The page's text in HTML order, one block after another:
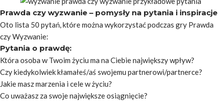
Prawda czy wyzwanie – pomysły na pytania i inspiracje
Oto lista 50 pytań, które można wykorzystać podczas gry Prawda
czy Wyzwanie:
Pytania o prawdę:
Która osoba w Twoim życiu ma na Ciebie największy wpływ?
Czy kiedykolwiek kłamałeś/aś swojemu partnerowi/partnerce?
Jakie masz marzenia i cele w życiu?
Co uważasz za swoje największe osiągnięcie?